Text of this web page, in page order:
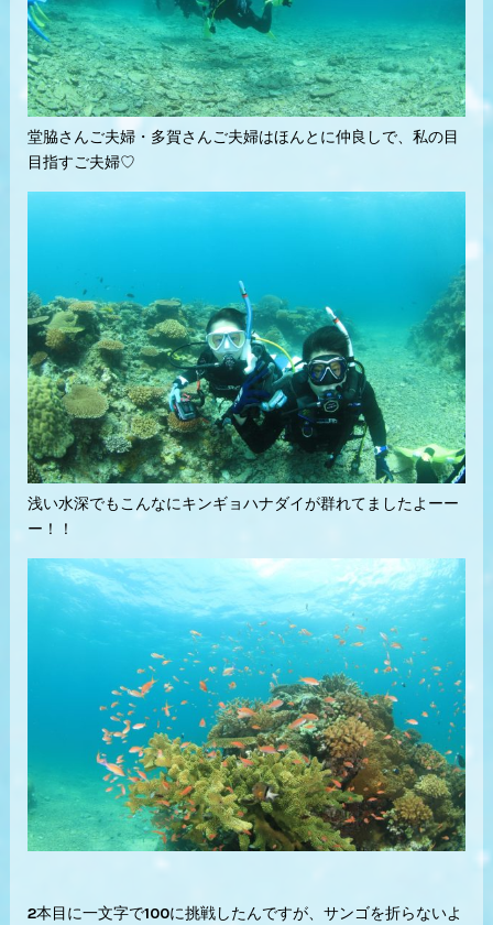
堂脇さんご夫婦・多賀さんご夫婦はほんとに仲良しで、私の目
目指すご夫婦♡
浅い水深でもこんなにキンギョハナダイが群れてましたよーー
ー！！
2本目に一文字で100に挑戦したんですが、サンゴを折らないよ